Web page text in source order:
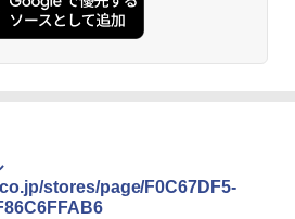
stores/page/F0C67DF5-